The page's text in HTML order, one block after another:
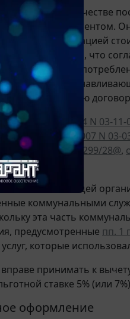
в качестве
является абонентом.
с компенсацией
N 66 указано, что
(отпуск) и
является частью
,от 10.10.2014 N 03-
2/51 от 27.12.2007 N 03-
N 03-4-03/2299/28@,
снабжающей
коммунальными
эта часть
предусмотренные пп. 1
которые
принимать к
ставке 5% (или
оформление